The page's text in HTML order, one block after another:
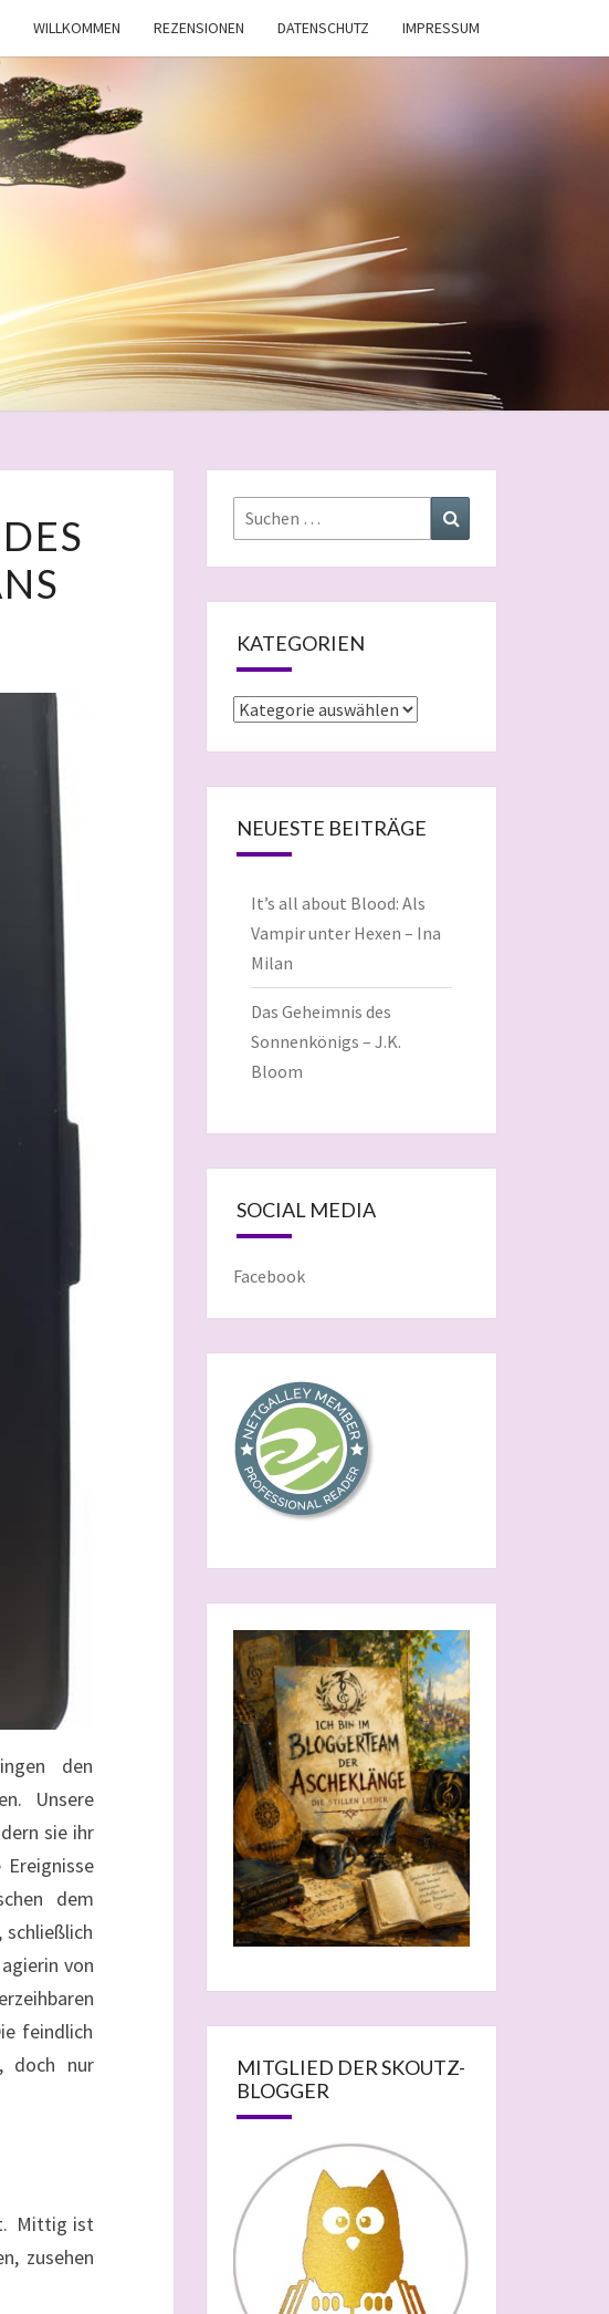
WILLKOMMEN REZENSIONEN DATENSCHUTZ IMPRESSUM
AMJ
den
Unsere
sie ihr
dem
von
feindlich
doch nur
Mittig ist
zusehen
Suchen
nach:
KATEGORIEN
Kategorien
NEUESTE BEITRÄGE
It’s all about Blood: Als
Vampir unter Hexen – Ina
Milan
Das Geheimnis des
Sonnenkönigs – J.K.
Bloom
SOCIAL MEDIA
Facebook
MITGLIED DER SKOUTZ-
BLOGGER